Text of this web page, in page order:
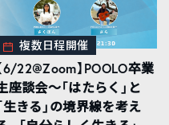
複数日程開催
6/22@Zoom】POOLO卒業
座談会〜「はたらく」と
生きる」の境界線を考え